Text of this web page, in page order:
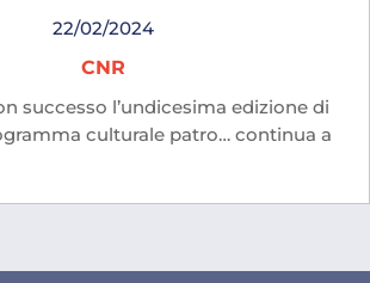
22/02/2024
CNR
successo l’undicesima edizione di
culturale patro… continua a